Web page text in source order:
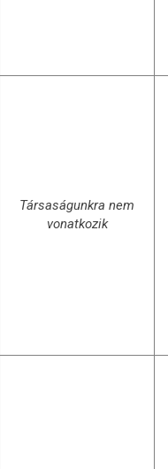
Társaságunkra nem
vonatkozik